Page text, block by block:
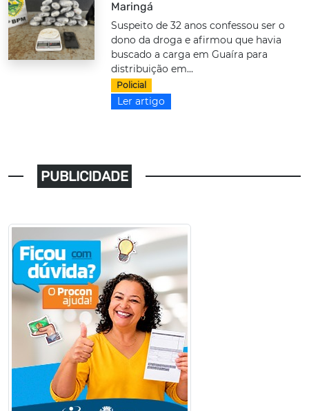
Maringá
Suspeito de 32 anos confessou ser o
dono da droga e afirmou que havia
buscado a carga em Guaíra para
distribuição em...
Policial
Ler artigo
PUBLICIDADE